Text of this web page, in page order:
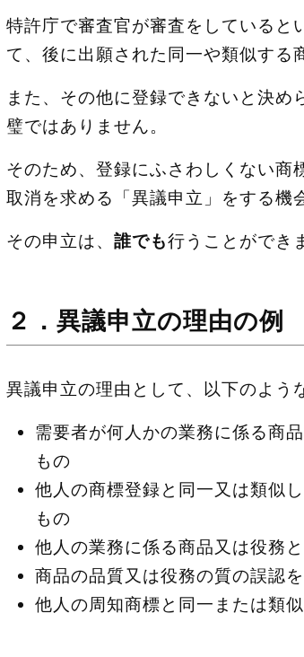
特許庁で審査官が審査をしていると
て、後に出願された同一や類似する
また、その他に登録できないと決
璧ではありません。
そのため、登録にふさわしくない商
取消を求める「異議申立」をする機
その申立は、 誰でも行うことができ
２．異議申立の理由の例
異議申立の理由として、以下のよう
需要者が何人かの業務に係る商
もの
他人の商標登録と同一又は類似
もの
他人の業務に係る商品又は役務
商品の品質又は役務の質の誤認
他人の周知商標と同一または類